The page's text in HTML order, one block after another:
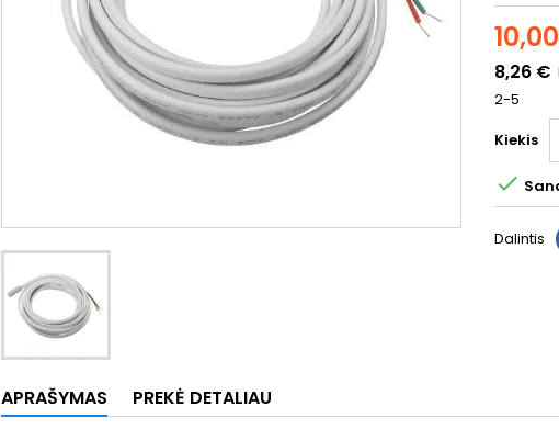
8,26 €
2-5
Kiekis

Dalintis
APRAŠYMAS PREKĖ DETALIAU